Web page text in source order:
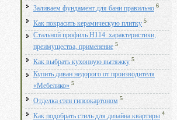
Заливаем фундамент для бани правильно 6
Как покрасить керамическую плитку 5
Стальной профиль Н114: характеристики,
преимущества, применение 5
Как выбрать кухонную вытяжку 5
Купить диван недорого от производителя
«Мебелико» 5
Отделка стен гипсокартоном 5
Как подобрать стиль для дизайна квартиры 4